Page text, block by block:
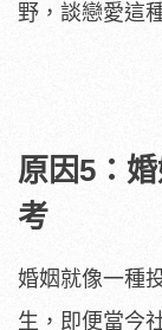
野，談戀愛這
原因5：
考
婚姻就像一種
生，即便當今